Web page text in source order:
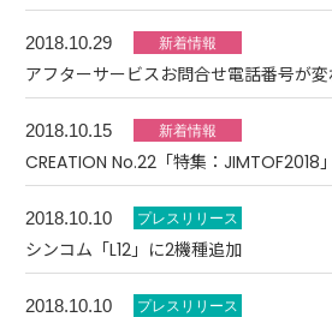
2018.10.29
アフターサービスお問合せ電話番号が
2018.10.15
CREATION No.22「特集：JIMTOF2018
2018.10.10
シンコム「L12」に2機種追加
2018.10.10